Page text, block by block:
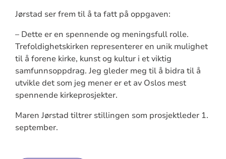
Jørstad ser frem til å ta fatt på oppgaven:
– Dette er en spennende og meningsfull rolle.
Trefoldighetskirken representerer en unik mulighet
til å forene kirke, kunst og kultur i et viktig
samfunnsoppdrag. Jeg gleder meg til å bidra til å
utvikle det som jeg mener er et av Oslos mest
spennende kirkeprosjekter.
Maren Jørstad tiltrer stillingen som prosjektleder 1.
september.